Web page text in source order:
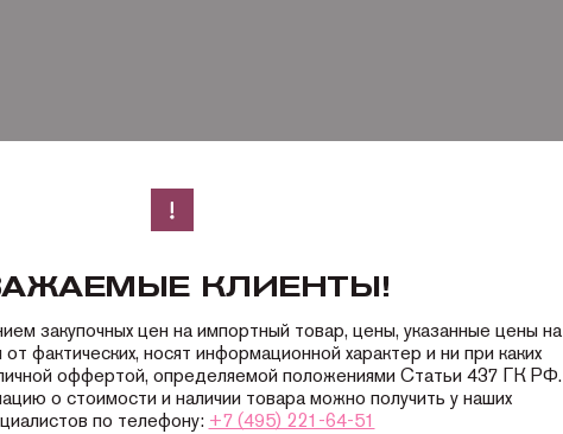
КЛИЕНТЫ!
закупочных цен на импортный товар, цены, указанные цены на
от фактических, носят информационной характер и ни при каких
оффертой, определяемой положениями Статьи 437 ГК РФ.
о стоимости и наличии товара можно получить у наших
по телефону: +7 (495) 221-64-51